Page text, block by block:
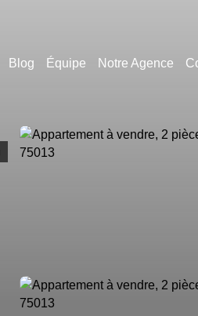
Blog Équipe Notre Agence